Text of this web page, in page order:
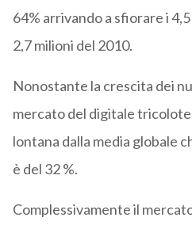
64% arrivando a sfiorare i
2,7 milioni del 2010.
Nonostante la crescita dei
mercato del digitale
lontana dalla media globale
è del 32 %.
Complessivamente il